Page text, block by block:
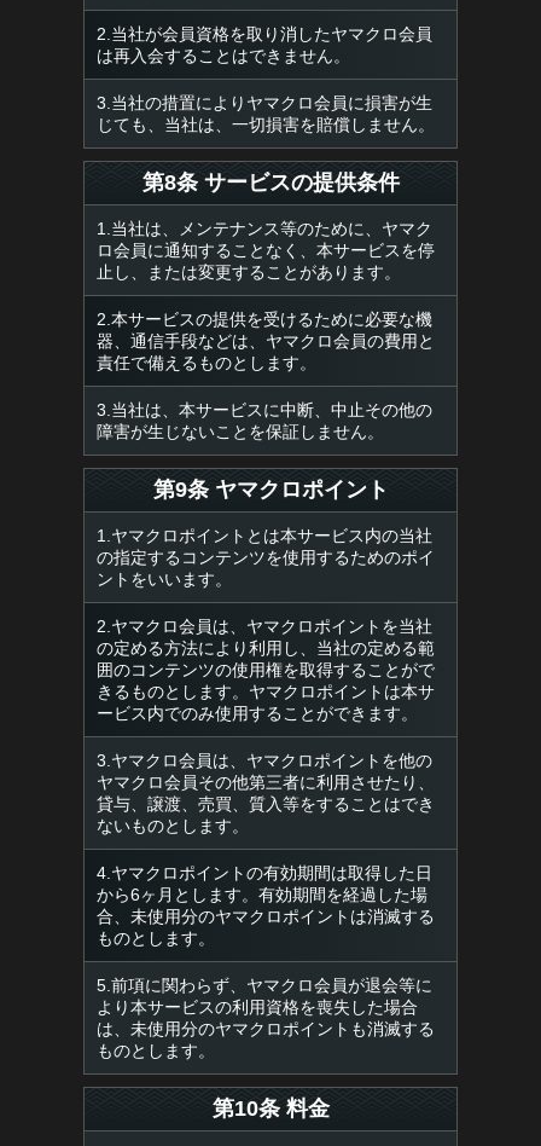
2.当社が会員資格を取り消したヤマクロ会員
は再入会することはできません。
3.当社の措置によりヤマクロ会員に損害が生
じても、当社は、一切損害を賠償しません。
第8条 サービスの提供条件
1.当社は、メンテナンス等のために、ヤマク
ロ会員に通知することなく、本サービスを停
止し、または変更することがあります。
2.本サービスの提供を受けるために必要な機
器、通信手段などは、ヤマクロ会員の費用と
責任で備えるものとします。
3.当社は、本サービスに中断、中止その他の
障害が生じないことを保証しません。
第9条 ヤマクロポイント
1.ヤマクロポイントとは本サービス内の当社
の指定するコンテンツを使用するためのポイ
ントをいいます。
2.ヤマクロ会員は、ヤマクロポイントを当社
の定める方法により利用し、当社の定める範
囲のコンテンツの使用権を取得することがで
きるものとします。ヤマクロポイントは本サ
ービス内でのみ使用することができます。
3.ヤマクロ会員は、ヤマクロポイントを他の
ヤマクロ会員その他第三者に利用させたり、
貸与、譲渡、売買、質入等をすることはでき
ないものとします。
4.ヤマクロポイントの有効期間は取得した日
から6ヶ月とします。有効期間を経過した場
合、未使用分のヤマクロポイントは消滅する
ものとします。
5.前項に関わらず、ヤマクロ会員が退会等に
より本サービスの利用資格を喪失した場合
は、未使用分のヤマクロポイントも消滅する
ものとします。
第10条 料金